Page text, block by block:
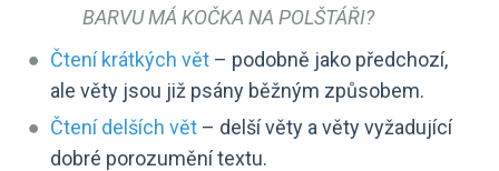
BARVU MÁ KOČKA NA POLŠTÁŘI?
Čtení krátkých vět – podobně jako předchozí,
ale věty jsou již psány běžným způsobem.
Čtení delších vět – delší věty a věty vyžadující
dobré porozumění textu.